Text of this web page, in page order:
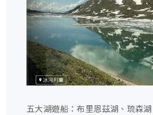
五大湖遊船：布里恩茲湖、琉森